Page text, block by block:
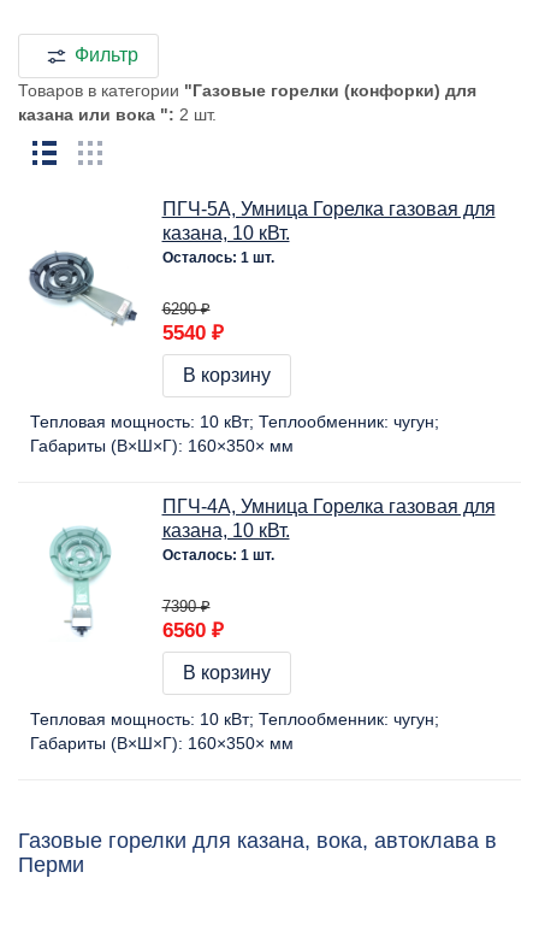
Фильтр
Товаров в категории "Газовые горелки (конфорки) для
казана или вока ": 2 шт.
ПГЧ-5А, Умница Горелка газовая для
казана, 10 кВт.
Осталось: 1 шт.
6290 ₽
5540 ₽
В корзину
Тепловая мощность: 10 кВт Теплообменник: чугун
Габариты (В×Ш×Г): 160×350× мм
ПГЧ-4А, Умница Горелка газовая для
казана, 10 кВт.
Осталось: 1 шт.
7390 ₽
6560 ₽
В корзину
Тепловая мощность: 10 кВт Теплообменник: чугун
Габариты (В×Ш×Г): 160×350× мм
Газовые горелки для казана, вока, автоклава в
Перми